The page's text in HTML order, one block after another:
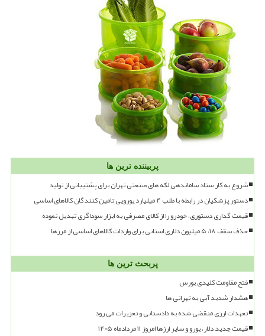
پربیننده ترین ها
شروع به کار ستاد ساماندهی لکه های صنعتی تهران برای پشتیبانی از تولید
دستور پزشکیان در رابطه با طلب ۴ میلیارد یورویی تامین کنندگان کالاهای اساسی
قیمت گذاری دستوری، خودرو را از کالای مصرفی به ابزار سوداگری تبدیل نموده
حذف سقف ۱۸، ۵ میلیون دلاری استانی برای واردات کالاهای اساسی از مرزها
پربحث ترین ها
فتح مقاومت کلیدی بورس
هشدار شدید آبی به تهرانی ها
تعهدات ارزی منقضی شده به دادستانی و تعزیرات می رود
قیمت جدید دلار، یورو و سایر ارزها امروز ۱۱ مردادماه ۱۴۰۵